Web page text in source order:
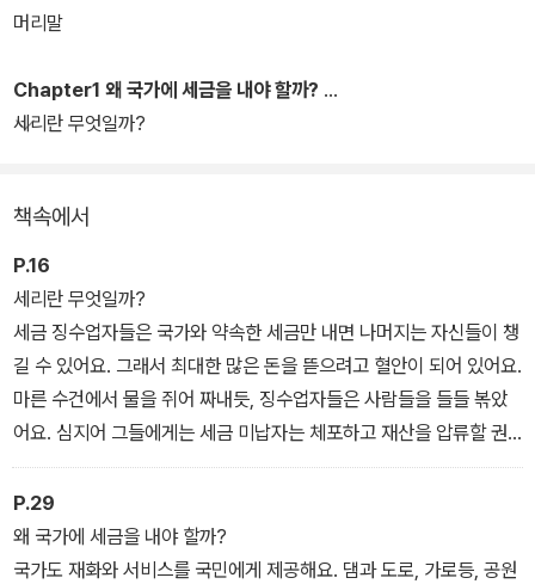
금의 역사에 대한 다양한 지식과 정보를 어린이들에게 쉽고 재미있게
머리말
Chapter1 왜 국가에 세금을 내야 할까?
세리란 무엇일까?
책속에서
P.16
세리란 무엇일까?
세금 징수업자들은 국가와 약속한 세금만 내면 나머지는 자신들이 챙
길 수 있어요. 그래서 최대한 많은 돈을 뜯으려고 혈안이 되어 있어요.
마른 수건에서 물을 쥐어 짜내듯, 징수업자들은 사람들을 들들 볶았
어요. 심지어 그들에게는 세금 미납자는 체포하고 재산을 압류할 권
한도 있었어요. 세금을 낼 형편이 안 되는 사람에게는 이자를 받고 세
금 낼 돈을 빌려 주기도 했어요. 이를 고리대금업이라 불러요. 오늘날
악명 높은 사채업자와 같아요. 비싼 이자를 갚지 못한 백성들은 땅과
집을 징수업자들에게 고스란히 빼앗겼어요. 그래서 서양 역사에서 세
P.29
왜 국가에 세금을 내야 할까?
국가도 재화와 서비스를 국민에게 제공해요. 댐과 도로, 가로등, 공원